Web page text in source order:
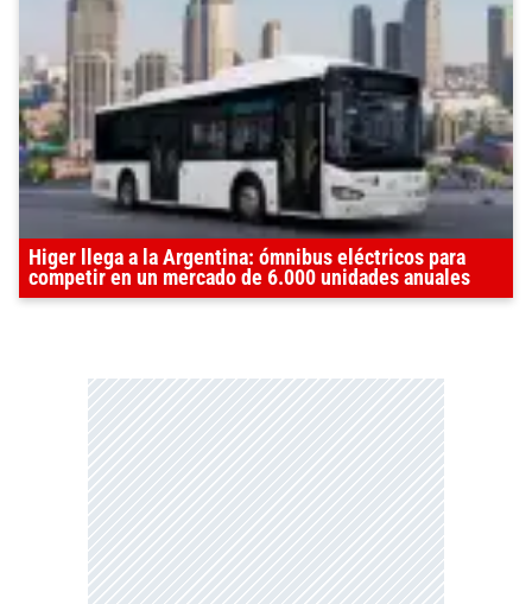
Higer llega a la Argentina: ómnibus eléctricos para
competir en un mercado de 6.000 unidades anuales